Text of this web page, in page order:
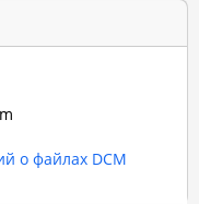
о файлах DCM